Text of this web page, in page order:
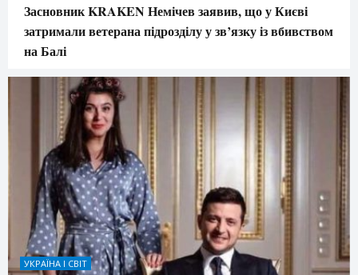
Засновник KRAKEN Немічев заявив, що у Києві
затримали ветерана підрозділу у зв’язку із вбивством
на Балі
УКРАЇНА І СВІТ